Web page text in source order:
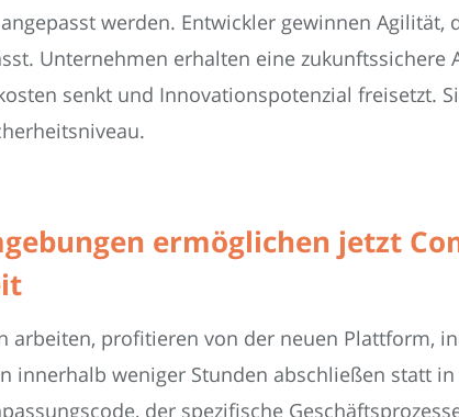
werden. Entwickler gewinnen Agilität,
Unternehmen erhalten eine zukunftssichere
senkt und Innovationspotenzial freisetzt.
ermöglichen jetzt
arbeiten, profitieren von der neuen Plattform,
innerhalb weniger Stunden abschließen statt
der spezifische